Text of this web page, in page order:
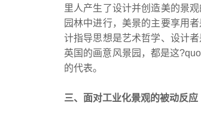
里人产生了设计并创造美的景
园林中进行，美景的主要享用
计指导思想是艺术哲学、设计
英国的画意风景园，都是这
的代表。
三、面对工业化景观的被动